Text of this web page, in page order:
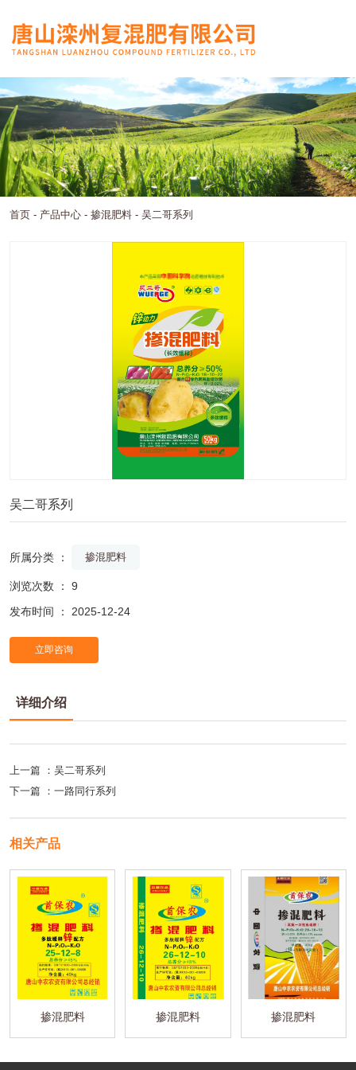
首页 - 产品中心 - 掺混肥料 - 吴二哥系列
吴二哥系列
所属分类 ： 掺混肥料
浏览次数 ： 9
发布时间 ： 2025-12-24
立即咨询
详细介绍
上一篇 ： 吴二哥系列
下一篇 ： 一路同行系列
相关产品
掺混肥料 掺混肥料 掺混肥料